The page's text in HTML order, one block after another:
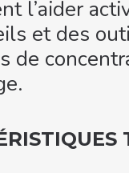
l’aider
et des
de